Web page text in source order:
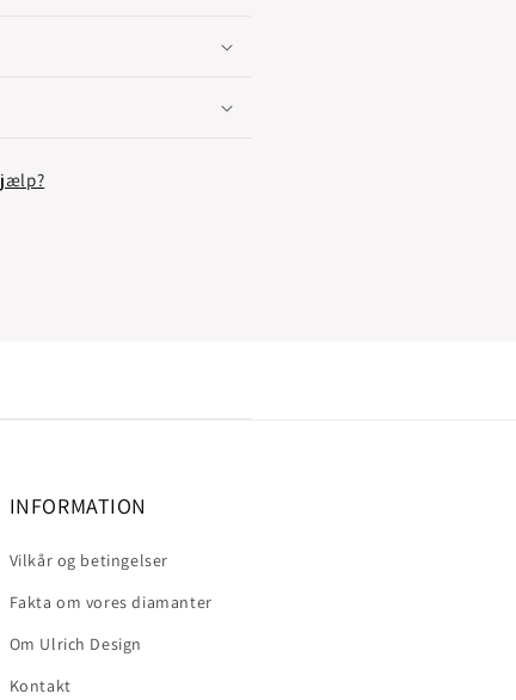
INFORMATION
Vilkår og betingelser
Fakta om vores diamanter
Om Ulrich Design
Kontakt